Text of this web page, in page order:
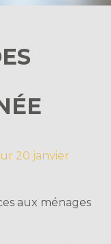
20 janvier
aux ménages